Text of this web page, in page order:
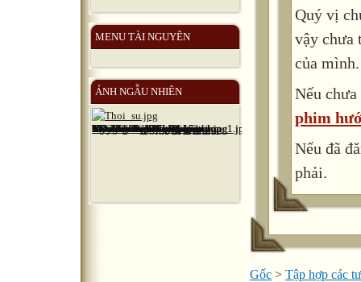
MENU TÀI NGUYÊN
ẢNH NGẪU NHIÊN
Quý vị
vậy chưa
của mình.
Nếu
phim
Nếu đã
phải.
Gốc > Tập hợp các